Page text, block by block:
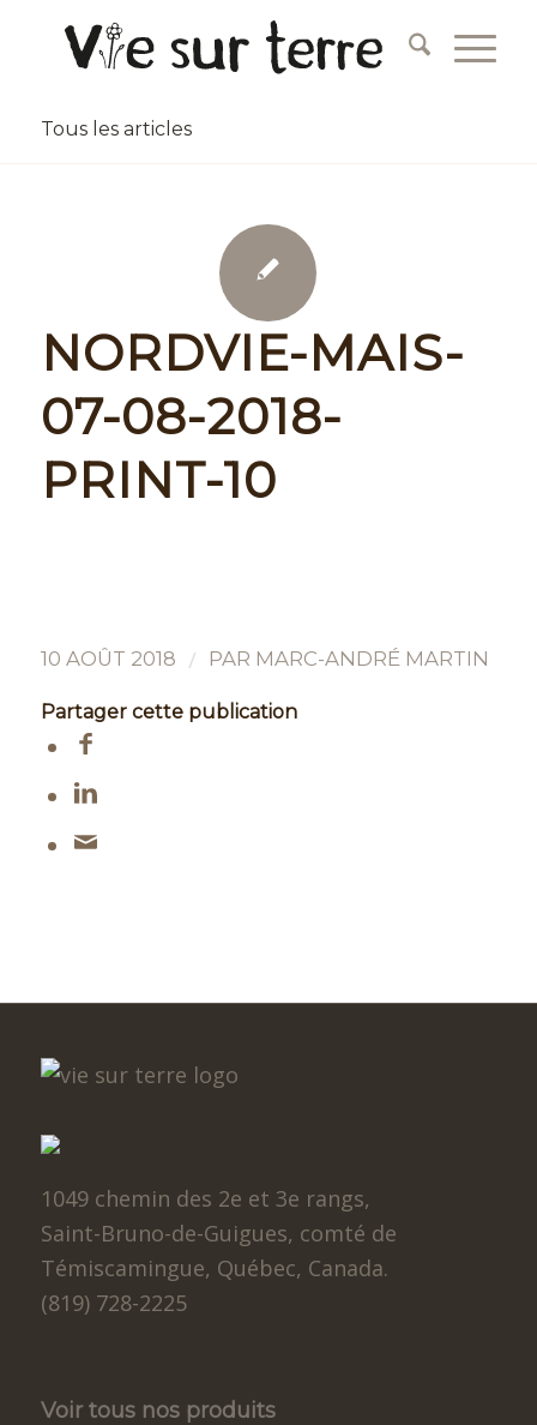
Tous les articles
NORDVIE-MAIS-
07-08-2018-
PRINT-10
10 AOÛT 2018 / PAR MARC-ANDRÉ MARTIN
Partager cette publication
1049 chemin des 2e et 3e rangs,
Saint-Bruno-de-Guigues, comté de
Témiscamingue, Québec, Canada.
(819) 728-2225
Voir tous nos produits